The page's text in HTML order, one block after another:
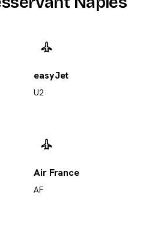
easyJet
U2
Air France
AF